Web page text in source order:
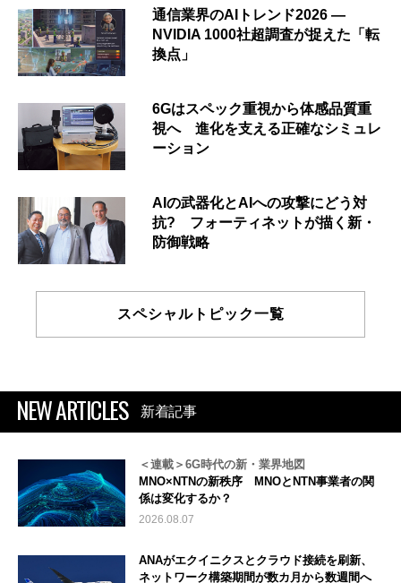
通信業界のAIトレンド2026 ―
NVIDIA 1000社超調査が捉えた「転
換点」
6Gはスペック重視から体感品質重
視へ 進化を支える正確なシミュレ
ーション
AIの武器化とAIへの攻撃にどう対
抗? フォーティネットが描く新・
防御戦略
スペシャルトピック一覧
NEW ARTICLES 新着記事
＜連載＞6G時代の新・業界地図
MNO×NTNの新秩序 MNOとNTN事業者の関
係は変化するか？
2026.08.07
ANAがエクイニクスとクラウド接続を刷新、
ネットワーク構築期間が数カ月から数週間へ